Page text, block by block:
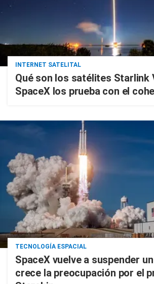
INTERNET SATELITAL
Qué son los satélites Starlink
SpaceX los prueba con el
TECNOLOGÍA ESPACIAL
SpaceX vuelve a suspender
crece la preocupación por el